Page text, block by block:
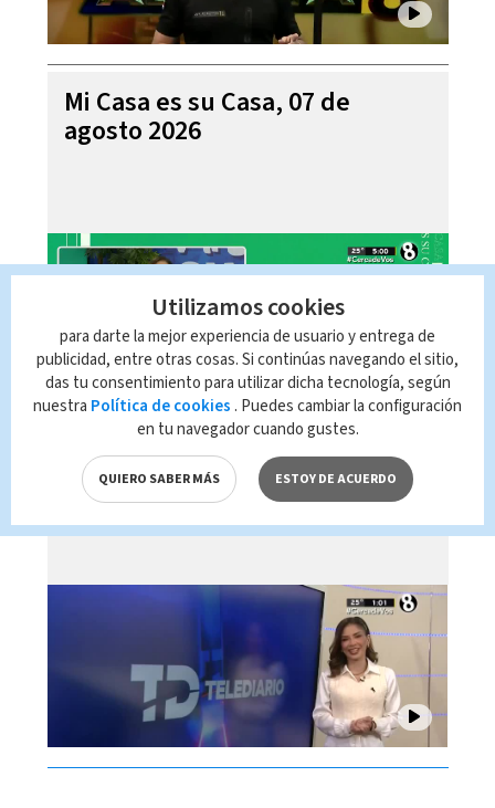
Mi Casa es su Casa, 07 de
agosto 2026
Telediario En Directo con Paula
Brenes, 07 de agosto 2026
Utilizamos cookies
para darte la mejor experiencia de usuario y entrega de
publicidad, entre otras cosas. Si continúas navegando el sitio,
das tu consentimiento para utilizar dicha tecnología, según
nuestra Política de cookies . Puedes cambiar la configuración
en tu navegador cuando gustes.
QUIERO SABER MÁS ESTOY DE ACUERDO